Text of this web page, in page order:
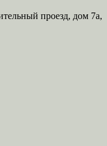
проезд, дом 7а,